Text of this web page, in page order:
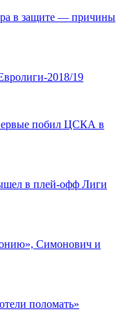
в защите — причины
2018/19
побил ЦСКА в
в плей-офф Лиги
Симонович и
поломать»